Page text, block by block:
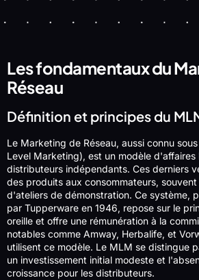
Les fondamentaux du
Réseau
Définition et principes du
Le Marketing de Réseau, aussi connu
Level Marketing), est un modèle d'affaires
distributeurs indépendants. Ces derniers
des produits aux consommateurs,
d'ateliers de démonstration. Ce système,
par Tupperware en 1946, repose sur le
oreille et offre une rémunération à la
notables comme Amway, Herbalife, et
utilisent ce modèle. Le MLM se distingue
un investissement initial modeste et
croissance pour les distributeurs.